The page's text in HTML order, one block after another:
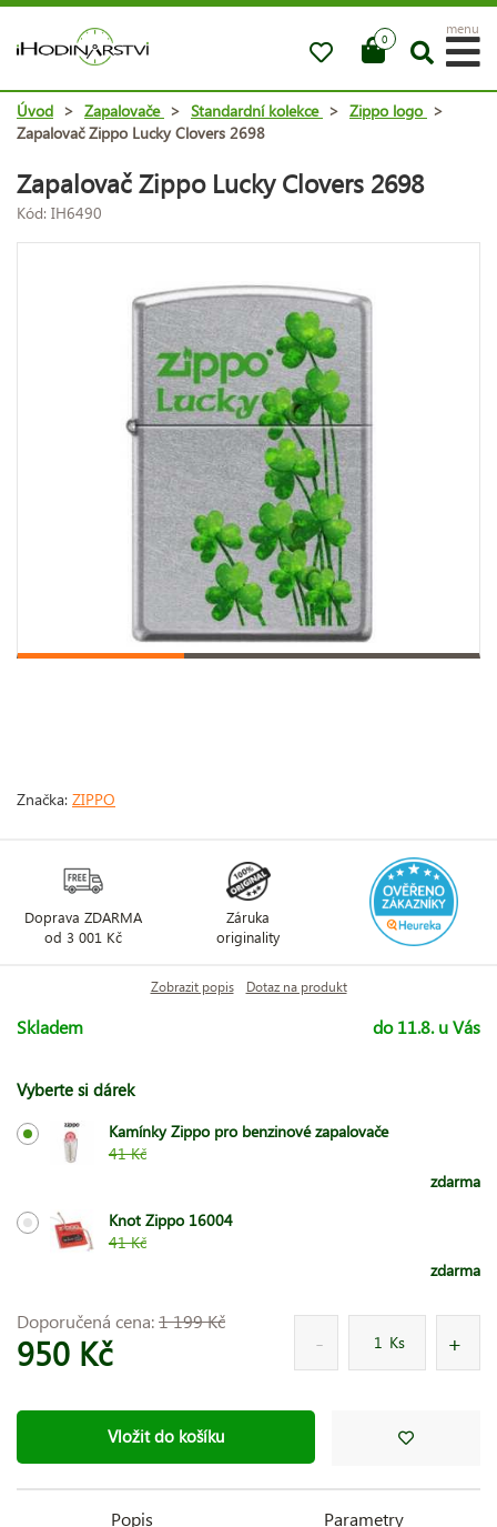
0
menu
Úvod > Zapalovače > Standardní kolekce > Zippo logo >
Zapalovač Zippo Lucky Clovers 2698
Zapalovač Zippo Lucky Clovers 2698
Kód: IH6490
Značka: ZIPPO
Doprava ZDARMA
od 3 001 Kč
Záruka
originality
Zobrazit popis Dotaz na produkt
Skladem do 11.8. u Vás
Vyberte si dárek
Kamínky Zippo pro benzinové zapalovače
41 Kč
zdarma
Knot Zippo 16004
41 Kč
zdarma
Doporučená cena:1 199 Kč
950 Kč Ks
Vložit do košíku
Popis Parametry